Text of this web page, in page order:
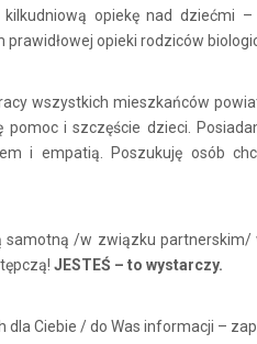
kilkudniową opiekę nad dziećmi
opieki rodziców
wszystkich mieszkańców
pomoc i szczęście dzieci.
i empatią. Poszukuję osób
samotną /w związku partnerskim/
JESTEŚ – to wystarczy.
dla Ciebie / do Was informacji –